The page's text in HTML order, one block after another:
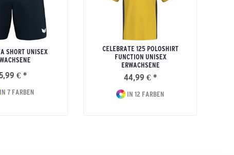
SHORT UNISEX
€ *
7 FARBEN
CELEBRATE 125 POLOSHIRT
FUNCTION UNISEX
ERWACHSENE
44,99 € *
IN 12 FARBEN